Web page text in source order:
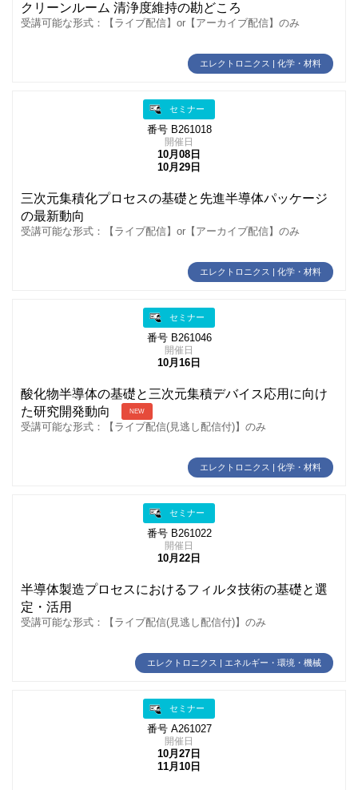
クリーンルーム 清浄度維持の勘どころ
受講可能な形式：【ライブ配信】or【アーカイブ配信】のみ
エレクトロニクス | 化学・材料
セミナー
番号 B261018
開催日
10月08日
10月29日
三次元集積化プロセスの基礎と先進半導体パッケージ
の最新動向
受講可能な形式：【ライブ配信】or【アーカイブ配信】のみ
エレクトロニクス | 化学・材料
セミナー
番号 B261046
開催日
10月16日
酸化物半導体の基礎と三次元集積デバイス応用に向け
た研究開発動向
NEW
受講可能な形式：【ライブ配信(見逃し配信付)】のみ
エレクトロニクス | 化学・材料
セミナー
番号 B261022
開催日
10月22日
半導体製造プロセスにおけるフィルタ技術の基礎と選
定・活用
受講可能な形式：【ライブ配信(見逃し配信付)】のみ
エレクトロニクス | エネルギー・環境・機械
セミナー
番号 A261027
開催日
10月27日
11月10日